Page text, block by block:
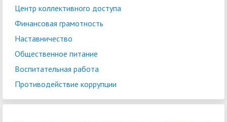
Центр коллективного доступа
Финансовая грамотность
Наставничество
Общественное питание
Воспитательная работа
Противодействие коррупции